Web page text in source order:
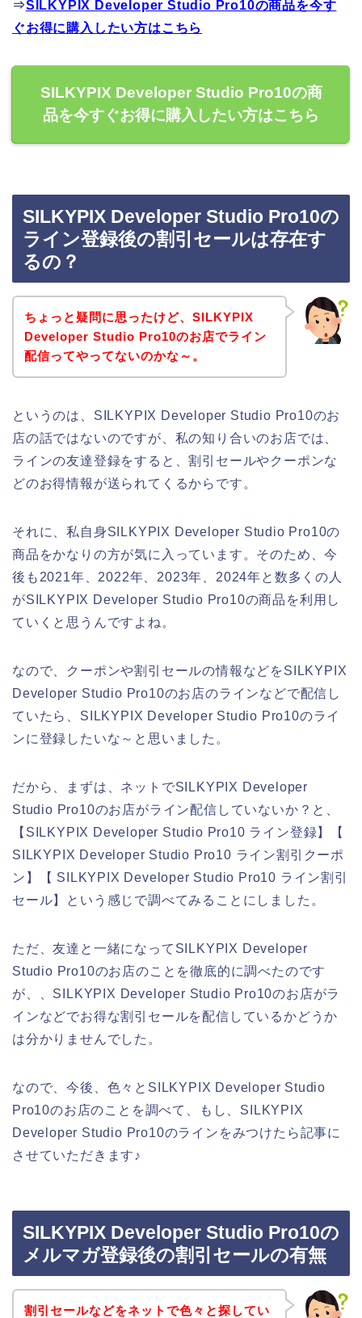
⇒SILKYPIX Developer Studio Pro10の商品を今す
ぐお得に購入したい方はこちら
SILKYPIX Developer Studio Pro10の商
品を今すぐお得に購入したい方はこちら
SILKYPIX Developer Studio Pro10の
ライン登録後の割引セールは存在す
るの？
ちょっと疑問に思ったけど、SILKYPIX
Developer Studio Pro10のお店でライン
配信ってやってないのかな～。
というのは、SILKYPIX Developer Studio Pro10のお
店の話ではないのですが、私の知り合いのお店では、
ラインの友達登録をすると、割引セールやクーポンな
どのお得情報が送られてくるからです。
それに、私自身SILKYPIX Developer Studio Pro10の
商品をかなりの方が気に入っています。そのため、今
後も2021年、2022年、2023年、2024年と数多くの人
がSILKYPIX Developer Studio Pro10の商品を利用し
ていくと思うんですよね。
なので、クーポンや割引セールの情報などをSILKYPIX
Developer Studio Pro10のお店のラインなどで配信し
ていたら、SILKYPIX Developer Studio Pro10のライ
ンに登録したいな～と思いました。
だから、まずは、ネットでSILKYPIX Developer
Studio Pro10のお店がライン配信していないか？と、
【SILKYPIX Developer Studio Pro10 ライン登録】【
SILKYPIX Developer Studio Pro10 ライン割引クーポ
ン】【 SILKYPIX Developer Studio Pro10 ライン割引
セール】という感じで調べてみることにしました。
ただ、友達と一緒になってSILKYPIX Developer
Studio Pro10のお店のことを徹底的に調べたのです
が、、SILKYPIX Developer Studio Pro10のお店がラ
インなどでお得な割引セールを配信しているかどうか
は分かりませんでした。
なので、今後、色々とSILKYPIX Developer Studio
Pro10のお店のことを調べて、もし、SILKYPIX
Developer Studio Pro10のラインをみつけたら記事に
させていただきます♪
SILKYPIX Developer Studio Pro10の
メルマガ登録後の割引セールの有無
割引セールなどをネットで色々と探してい